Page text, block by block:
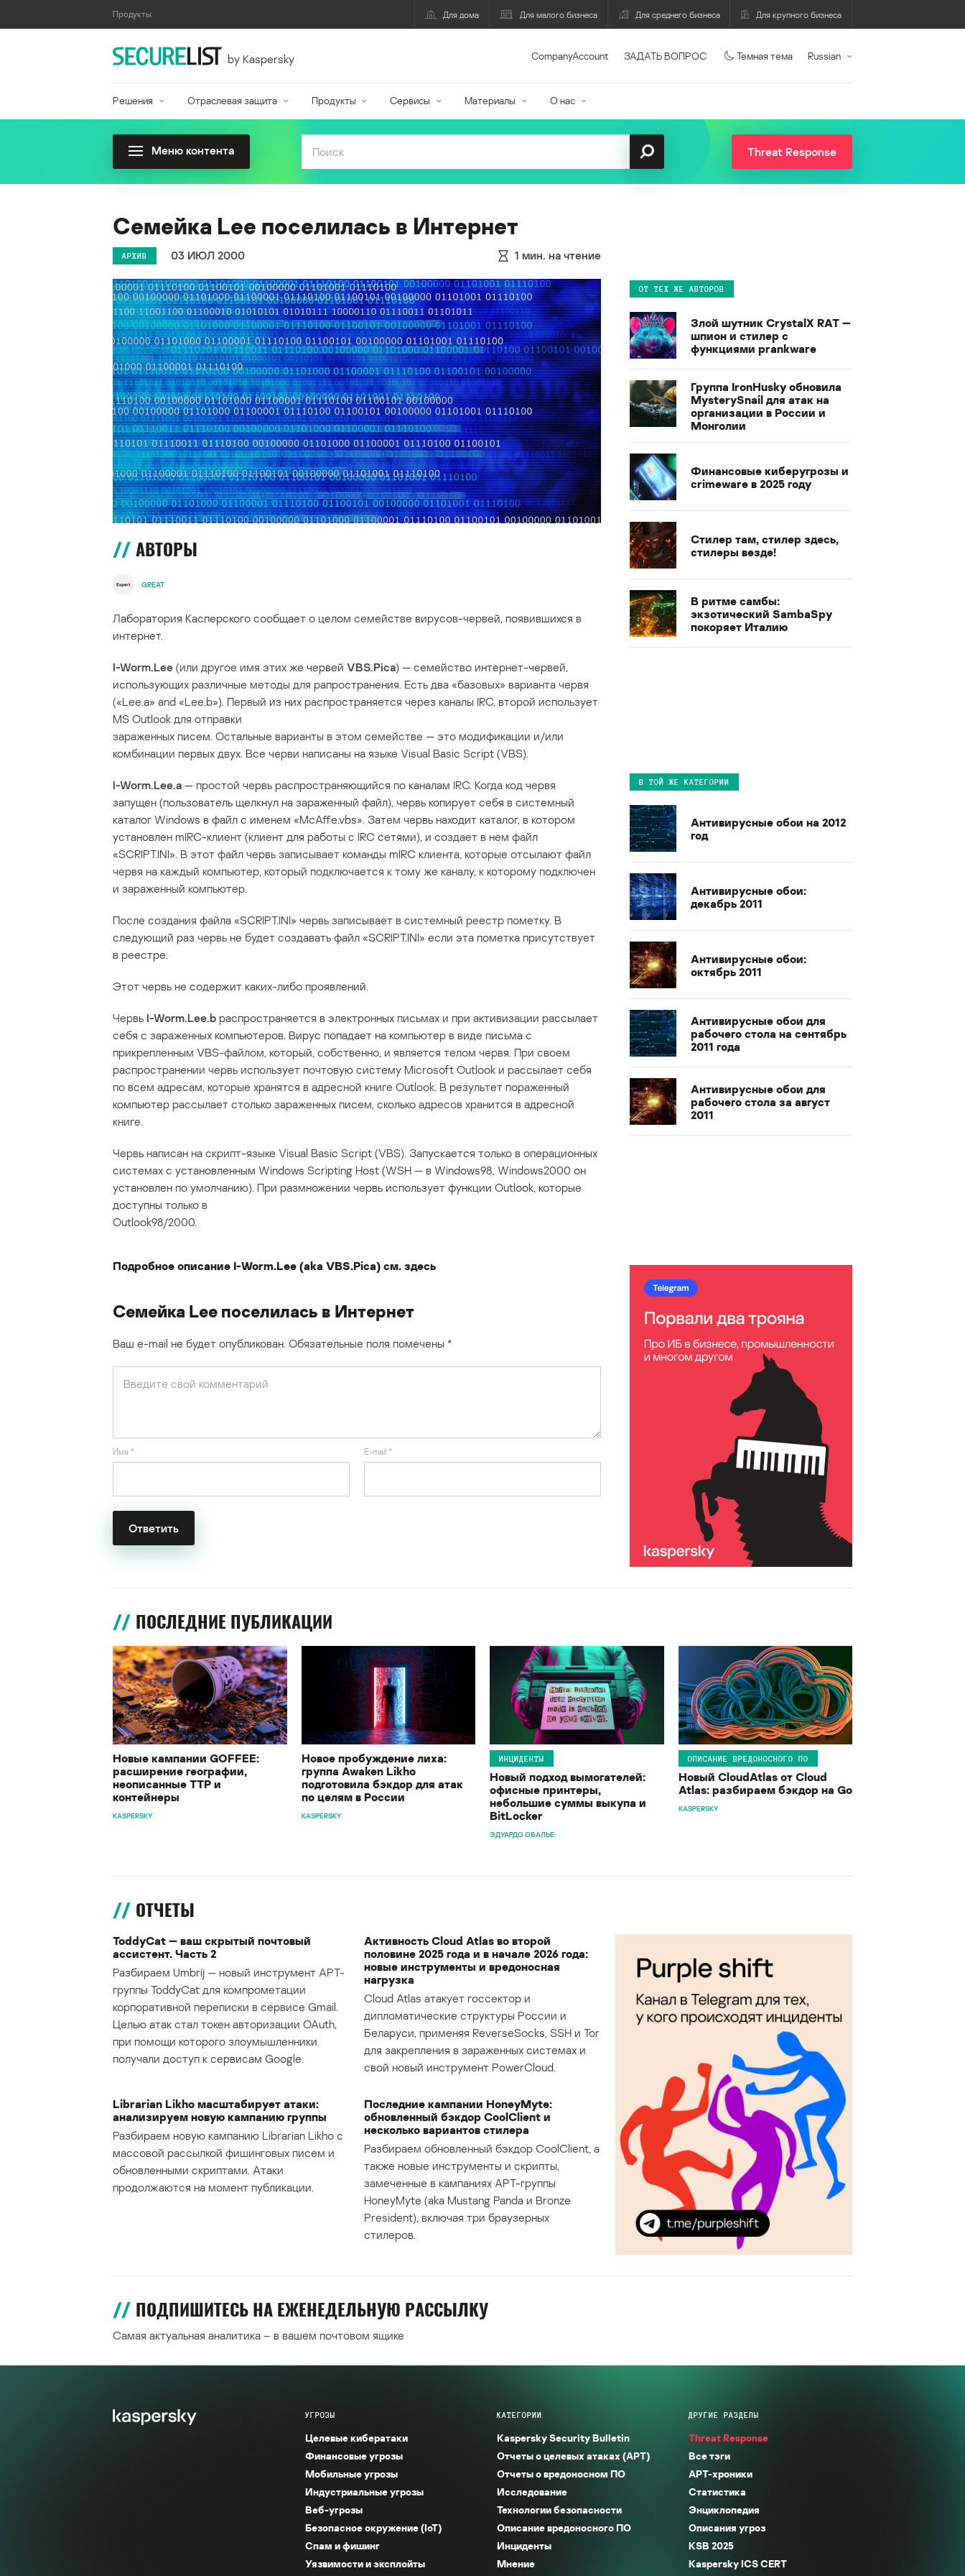
Продукты: Для дома Для малого бизнеса Для среднего бизнеса Для крупного бизнеса
by Kaspersky CompanyAccount ЗАДАТЬ ВОПРОС Темная тема Russian
Решения Отраслевая защита Продукты Сервисы Материалы О нас
Меню контента Threat Response
Семейка Lee поселилась в Интернет
АРХИВ 03 ИЮЛ 2000 1 мин. на чтение
АВТОРЫ
GREAT
Лаборатория Касперского сообщает о целом семействе вирусов-червей, появившихся в
интернет.
I-Worm.Lee (или другое имя этих же червей VBS.Pica) — семейство интернет-червей,
использующих различные методы для рапространения. Есть два «базовых» варианта червя
(«Lee.a» and «Lee.b»). Первый из них распространяется через каналы IRC, второй использует
MS Outlook для отправки
зараженных писем. Остальные варианты в этом семействе — это модификации и/или
комбинации первых двух. Все черви написаны на языке Visual Basic Script (VBS).
I-Worm.Lee.a — простой червь распространяющийся по каналам IRC. Когда код червя
запущен (пользователь щелкнул на зараженный файл), червь копирует себя в системный
каталог Windows в файл с именем «McAffe.vbs». Затем червь находит каталог, в котором
установлен mIRC-клиент (клиент для работы с IRC сетями), и создает в нем файл
«SCRIPT.INI». В этот файл червь записывает команды mIRC клиента, которые отсылают файл
червя на каждый компьютер, который подключается к тому же каналу, к которому подключен
и зараженный компьютер.
После создания файла «SCRIPT.INI» червь записывает в системный реестр пометку. В
следующий раз червь не будет создавать файл «SCRIPT.INI» если эта пометка присутствует
в реестре.
Этот червь не содержит каких-либо проявлений.
Червь I-Worm.Lee.b распространяется в электронных письмах и при активизации рассылает
себя с зараженных компьютеров. Вирус попадает на компьютер в виде письма с
прикрепленным VBS-файлом, который, собственно, и является телом червя. При своем
распространении червь использует почтовую систему Microsoft Outlook и рассылает себя
по всем адресам, которые хранятся в адресной книге Outlook. В результет пораженный
компьютер рассылает столько зараженных писем, сколько адресов хранится в адресной
книге.
Червь написан на скрипт-языке Visual Basic Script (VBS). Запускается только в операционных
системах с установленным Windows Scripting Host (WSH — в Windows98, Windows2000 он
установлен по умолчанию). При размножении червь использует функции Outlook, которые
доступны только в
Outlook98/2000.
Подробное описание I-Worm.Lee (aka VBS.Pica) см. здесь
Семейка Lee поселилась в Интернет
Ваш e-mail не будет опубликован. Обязательные поля помечены *
Имя * E-mail *
ОТ ТЕХ ЖЕ АВТОРОВ
Злой шутник CrystalX RAT —
шпион и стилер с
функциями prankware
Группа IronHusky обновила
MysterySnail для атак на
организации в России и
Монголии
Финансовые киберугрозы и
crimeware в 2025 году
Стилер там, стилер здесь,
стилеры везде!
В ритме самбы:
экзотический SambaSpy
покоряет Италию
В ТОЙ ЖЕ КАТЕГОРИИ
Антивирусные обои на 2012
год
Антивирусные обои:
декабрь 2011
Антивирусные обои:
октябрь 2011
Антивирусные обои для
рабочего стола на сентябрь
2011 года
Антивирусные обои для
рабочего стола за август
2011
ПОСЛЕДНИЕ ПУБЛИКАЦИИ
Новые кампании GOFFEE:
расширение географии,
неописанные TTP и
контейнеры
KASPERSKY
Новое пробуждение лиха:
группа Awaken Likho
подготовила бэкдор для атак
по целям в России
KASPERSKY
ИНЦИДЕНТЫ
Новый подход вымогателей:
офисные принтеры,
небольшие суммы выкупа и
BitLocker
ЭДУАРДО ОВАЛЬЕ
ОПИСАНИЕ ВРЕДОНОСНОГО ПО
Новый CloudAtlas от Cloud
Atlas: разбираем бэкдор на Go
KASPERSKY
ОТЧЕТЫ
ToddyCat — ваш скрытый почтовый
ассистент. Часть 2
Разбираем Umbrij — новый инструмент APT-
группы ToddyCat для компрометации
корпоративной переписки в сервисе Gmail.
Целью атак стал токен авторизации OAuth,
при помощи которого злоумышленники
получали доступ к сервисам Google.
Активность Cloud Atlas во второй
половине 2025 года и в начале 2026 года:
новые инструменты и вредоносная
нагрузка
Cloud Atlas атакует госсектор и
дипломатические структуры России и
Беларуси, применяя ReverseSocks, SSH и Tor
для закрепления в зараженных системах и
свой новый инструмент PowerCloud.
Librarian Likho масштабирует атаки:
анализируем новую кампанию группы
Разбираем новую кампанию Librarian Likho с
массовой рассылкой фишинговых писем и
обновленными скриптами. Атаки
продолжаются на момент публикации.
Последние кампании HoneyMyte:
обновленный бэкдор CoolClient и
несколько вариантов стилера
Разбираем обновленный бэкдор CoolClient, а
также новые инструменты и скрипты,
замеченные в кампаниях APT-группы
HoneyMyte (aka Mustang Panda и Bronze
President), включая три браузерных
стилеров.
ПОДПИШИТЕСЬ НА ЕЖЕНЕДЕЛЬНУЮ РАССЫЛКУ
Самая актуальная аналитика – в вашем почтовом ящике
УГРОЗЫ
Целевые кибератаки
Финансовые угрозы
Мобильные угрозы
Индустриальные угрозы
Веб-угрозы
Безопасное окружение (IoT)
Спам и фишинг
Уязвимости и эксплойты
КАТЕГОРИИ
Kaspersky Security Bulletin
Отчеты о целевых атаках (APT)
Отчеты о вредоносном ПО
Исследование
Технологии безопасности
Описание вредоносного ПО
Инциденты
Мнение
ДРУГИЕ РАЗДЕЛЫ
Threat Response
Все тэги
APT-хроники
Статистика
Энциклопедия
Описания угроз
KSB 2025
Kaspersky ICS CERT